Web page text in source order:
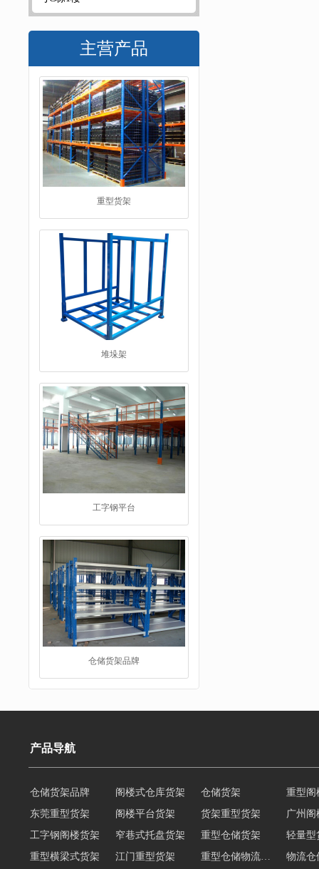
主营产品
堆垛架
工字钢平台
仓储货架品牌
重型阁楼货架
阁楼平台货架
产品导航
东莞重型货架 阁楼平台货架 货架重型货架
广州阁
工字钢阁楼货架
窄巷式托盘货架 重型仓储货架
轻量型
重型横梁式货架
江门重型货架
物流仓
多层阁楼货架
中型悬臂货架 悬臂式货架 悬臂式